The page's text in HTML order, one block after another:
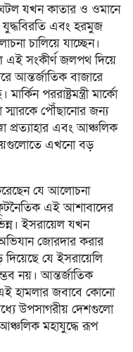
যখন কাতার ও ওমানে
এবং হরমুজ
চালিয়ে যাচ্ছেন।
এই সংকীর্ণ জলপথ দিয়ে
আন্তর্জাতিক বাজারে
পররাষ্ট্রমন্ত্রী মার্কো
পৌঁছানোর জন্য
প্রত্যাহার এবং আঞ্চলিক
এখনো বড়
যে আলোচনা
এই আশাবাদের
ইসরায়েল যখন
জোরদার করার
যে ইসরায়েলি
নয়। আন্তর্জাতিক
হামলার জবাবে কোনো
উপসাগরীয় দেশগুলো
মহাযুদ্ধে রূপ